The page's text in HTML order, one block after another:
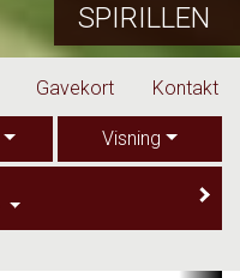
SPIRILLEN
Gavekort Kontakt
Visning